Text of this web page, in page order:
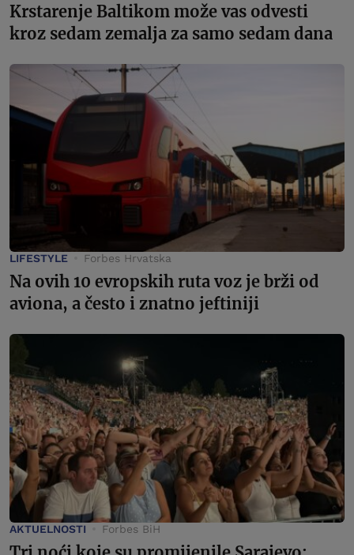
Krstarenje Baltikom može vas odvesti
kroz sedam zemalja za samo sedam dana
LIFESTYLE Forbes Hrvatska
Na ovih 10 evropskih ruta voz je brži od
aviona, a često i znatno jeftiniji
AKTUELNOSTI Forbes BiH